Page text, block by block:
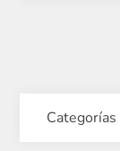
Categorías